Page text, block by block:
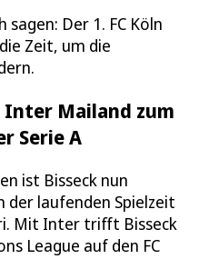
Der 1. FC Köln
Zeit, um die
Inter Mailand zum
Serie A
ist Bisseck nun
der laufenden Spielzeit
Mit Inter trifft Bisseck
League auf den FC